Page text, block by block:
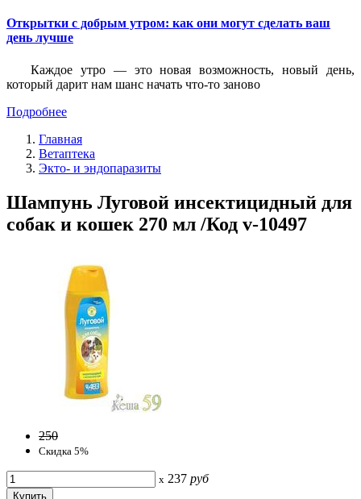
Открытки с добрым утром: как они могут сделать ваш
день лучше
Каждое утро — это новая возможность, новый день,
который дарит нам шанс начать что-то заново
Подробнее
Главная
Ветаптека
Экто- и эндопаразиты
Шампунь Луговой инсектицидный для
собак и кошек 270 мл /Код v-10497
250
Скидка 5%
x 237 руб